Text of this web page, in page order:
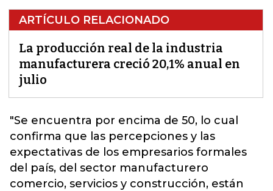
ARTÍCULO RELACIONADO
La producción real de la industria
manufacturera creció 20,1% anual en
julio
"Se encuentra por encima de 50, lo cual
confirma que las percepciones y las
expectativas de los empresarios formales
del país, del sector manufacturero
comercio, servicios y construcción, están